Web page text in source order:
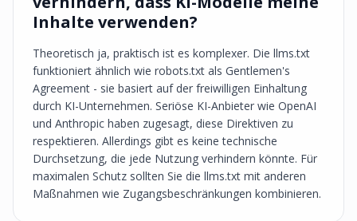
Inhalte verwenden?
Theoretisch ja, praktisch ist es komplexer. Die llms.txt
funktioniert ähnlich wie robots.txt als Gentlemen's
Agreement - sie basiert auf der freiwilligen Einhaltung
durch KI-Unternehmen. Seriöse KI-Anbieter wie OpenAI
und Anthropic haben zugesagt, diese Direktiven zu
respektieren. Allerdings gibt es keine technische
Durchsetzung, die jede Nutzung verhindern könnte. Für
maximalen Schutz sollten Sie die llms.txt mit anderen
Maßnahmen wie Zugangsbeschränkungen kombinieren.